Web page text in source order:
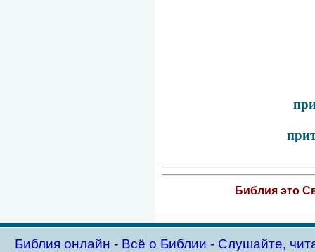
Библия это
Библия oнлайн - Всё о Библии - Слушайте,